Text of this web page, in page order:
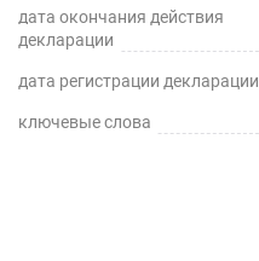
дата окончания действия
декларации
дата регистрации декларации
ключевые слова